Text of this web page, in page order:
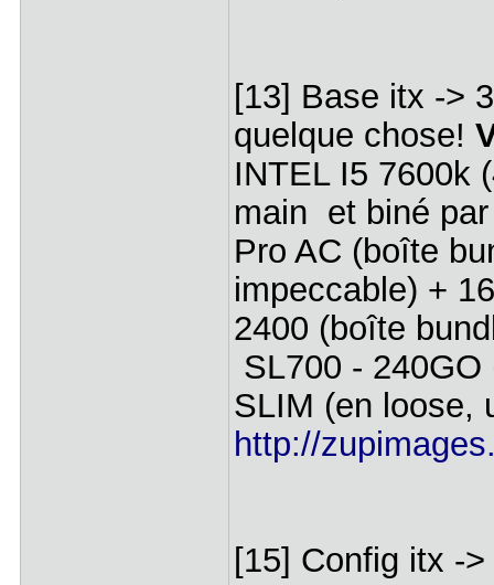
[13] Base itx ->
quelque chose!
INTEL I5 7600k
main et biné
Pro AC (boîte
impeccable) +
2400 (boîte
SL700 -
SLIM (en loose,
http://
[15] Config itx -